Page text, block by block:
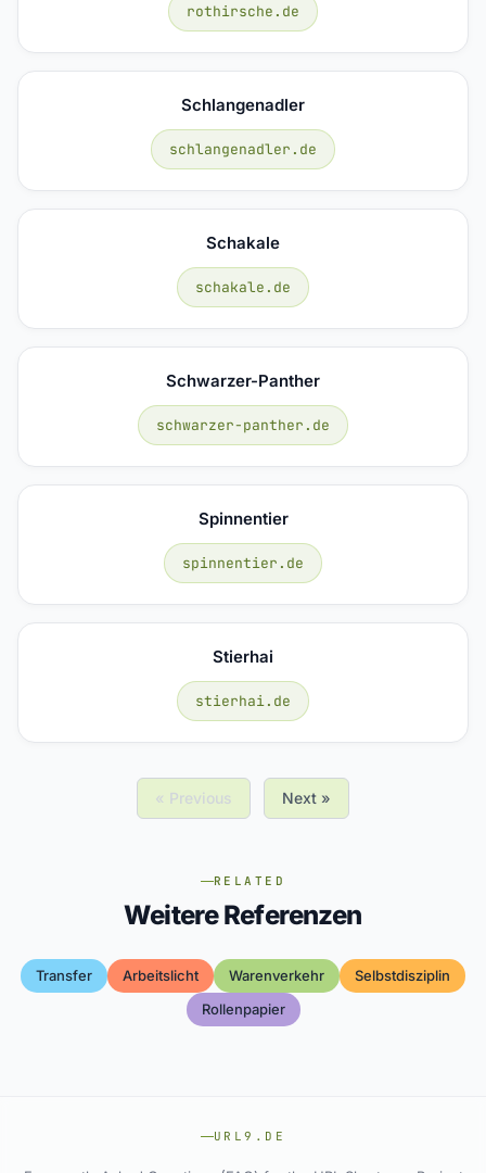
rothirsche.de
Schlangenadler
schlangenadler.de
Schakale
schakale.de
Schwarzer-Panther
schwarzer-panther.de
Spinnentier
spinnentier.de
Stierhai
stierhai.de
« Previous Next »
RELATED
Weitere Referenzen
Transfer Arbeitslicht Warenverkehr
Selbstdisziplin
Rollenpapier
URL9.DE